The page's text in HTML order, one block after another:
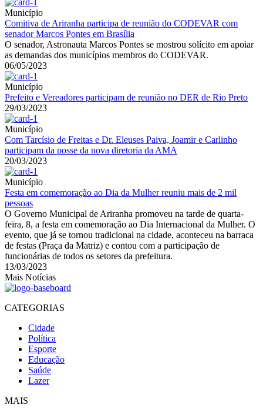
Município
Comitiva de Ariranha participa de reunião do CODEVAR com
senador Marcos Pontes em Brasília
O senador, Astronauta Marcos Pontes se mostrou solícito em apoiar
as demandas dos municípios membros do CODEVAR.
06/05/2023
Município
Prefeito e Vereadores participam de reunião no DER de Rio Preto
29/03/2023
Município
Com Tarcísio de Freitas e Dr. Eleuses Paiva, Joamir e Carlinho
participam da posse da nova diretoria da AMA
20/03/2023
Município
Festa em comemoração ao Dia da Mulher reuniu mais de 2 mil
pessoas
O Governo Municipal de Ariranha promoveu na tarde de quarta-
feira, 8, a festa em comemoração ao Dia Internacional da Mulher. O
evento, que já se tornou tradicional na cidade, aconteceu na barraca
de festas (Praça da Matriz) e contou com a participação de
funcionárias de todos os setores da prefeitura.
13/03/2023
Mais Notícias
CATEGORIAS
Cidade
Política
Esporte
Educação
Saúde
Lazer
MAIS